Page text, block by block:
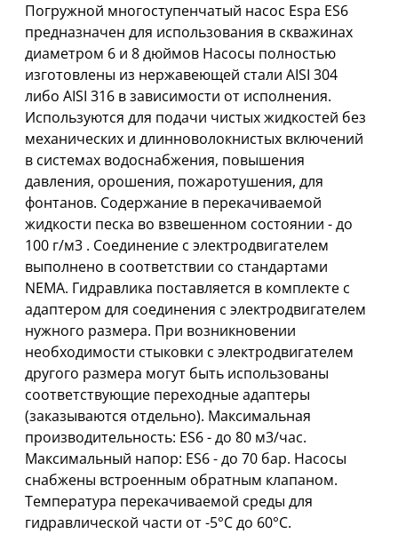
Погружной многоступенчатый насос Espa ES6
предназначен для использования в скважинах
диаметpом 6 и 8 дюймов Насосы полностью
изготовлены из нержавеющей стали AISI 304
либо AISI 316 в зависимости от исполнения.
Используются для подачи чистых жидкостей без
механических и длинноволокнистых включений
в системах водоснабжения, повышения
давления, орошения, пожаротушения, для
фонтанов. Cодержание в перекачиваемой
жидкости песка во взвешенном состоянии - до
100 г/м3 . Соединение с электpодвигателем
выполнено в соответствии со стандартами
NEMА. Гидравлика поставляется в комплекте с
адаптером для соединения с электpодвигателем
нужного размера. При возникновении
необходимости стыковки с электpодвигателем
другого размера могут быть использованы
соответствующие переходные адаптеры
(заказываются отдельно). Максимальная
производительность: ES6 - до 80 м3/час.
Максимальный напор: ES6 - до 70 бар. Насосы
снабжены встpоенным обратным клапаном.
Температура перекачиваемой среды для
гидравлической части от -5°C до 60°C.